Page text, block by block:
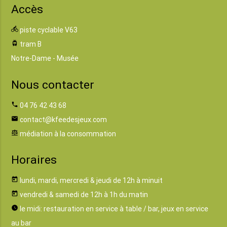
Accès
directions_bike piste cyclable V63
tram tram B
Notre-Dame - Musée
Nous contacter
phone 04 76 42 43 68
email contact@kfeedesjeux.com
balance médiation à la consommation
Horaires
today lundi, mardi, mercredi & jeudi de 12h à minuit
today vendredi & samedi de 12h à 1h du matin
watch_later le midi: restauration en service à table / bar, jeux en service
au bar